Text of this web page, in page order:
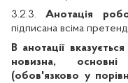
3.2.3.Анотація
підписана всіма
В анотації
новизна, основні
(обов'язково у